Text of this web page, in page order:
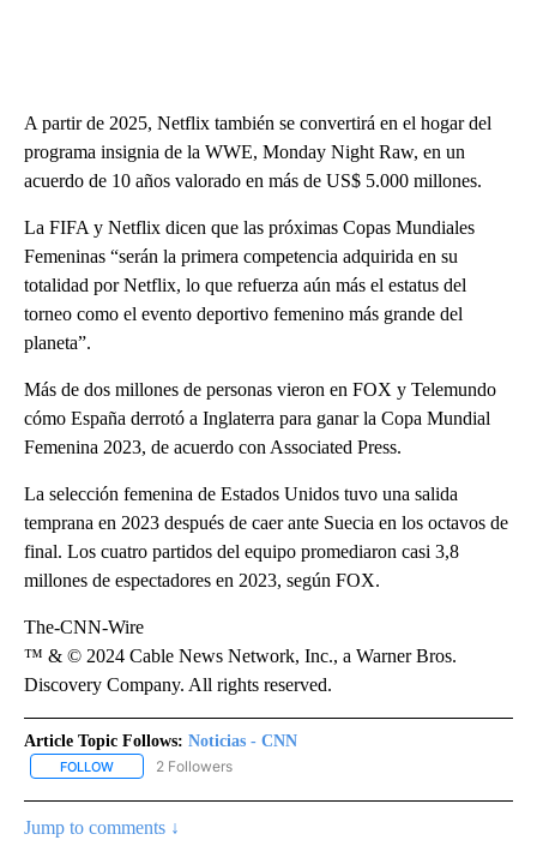
A partir de 2025, Netflix también se convertirá en el hogar del
programa insignia de la WWE, Monday Night Raw, en un
acuerdo de 10 años valorado en más de US$ 5.000 millones.
La FIFA y Netflix dicen que las próximas Copas Mundiales
Femeninas “serán la primera competencia adquirida en su
totalidad por Netflix, lo que refuerza aún más el estatus del
torneo como el evento deportivo femenino más grande del
planeta”.
Más de dos millones de personas vieron en FOX y Telemundo
cómo España derrotó a Inglaterra para ganar la Copa Mundial
Femenina 2023, de acuerdo con Associated Press.
La selección femenina de Estados Unidos tuvo una salida
temprana en 2023 después de caer ante Suecia en los octavos de
final. Los cuatro partidos del equipo promediaron casi 3,8
millones de espectadores en 2023, según FOX.
The-CNN-Wire
™ & © 2024 Cable News Network, Inc., a Warner Bros.
Discovery Company. All rights reserved.
Article Topic Follows: Noticias - CNN
FOLLOW FOLLOW "NOTICIAS - CNN" TO RECEIVE NOTIFICATIONS ABOUT
2 Followers
Jump to comments ↓